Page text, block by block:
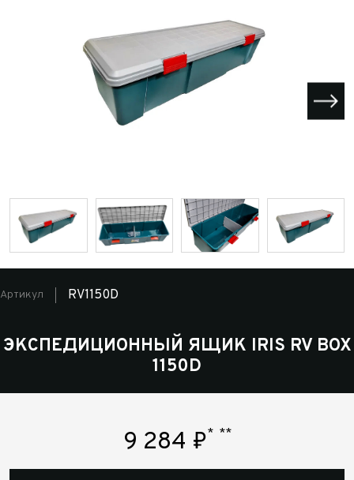
Артикул RV1150D
ЭКСПЕДИЦИОННЫЙ ЯЩИК IRIS RV BOX
1150D
9 284 ₽* **